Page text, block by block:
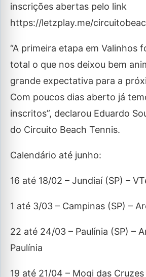
inscrições abertas pelo link
https://letzplay.me/
“A primeira etapa em Valinhos
total o que nos deixou bem
grande expectativa para a
Com poucos dias aberto já
inscritos”, declarou Eduardo
do Circuito Beach Tennis.
Calendário até junho:
16 até 18/02 – Jundiaí (SP) –
1 até 3/03 – Campinas (SP) –
22 até 24/03 – Paulínia (SP) –
Paulínia
19 até 21/04 – Mogi das